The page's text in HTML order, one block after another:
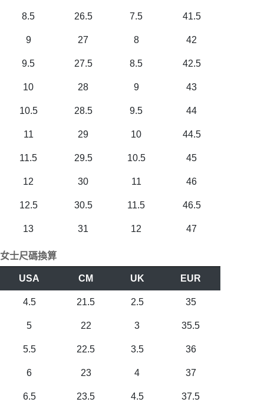
8.5 26.5 7.5 41.5
9 27 8 42
9.5 27.5 8.5 42.5
10 28 9 43
10.5 28.5 9.5 44
11 29 10 44.5
11.5 29.5 10.5 45
12 30 11 46
12.5 30.5 11.5 46.5
13 31 12 47
女士尺碼換算
USA CM UK EUR
4.5 21.5 2.5 35
5 22 3 35.5
5.5 22.5 3.5 36
6 23 4 37
6.5 23.5 4.5 37.5